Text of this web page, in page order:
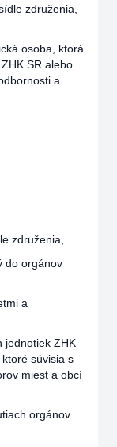
združenia,
osoba, ktorá
SR alebo
a
združenia,
do orgánov
a
jednotiek ZHK
súvisia s
miest a obcí
orgánov